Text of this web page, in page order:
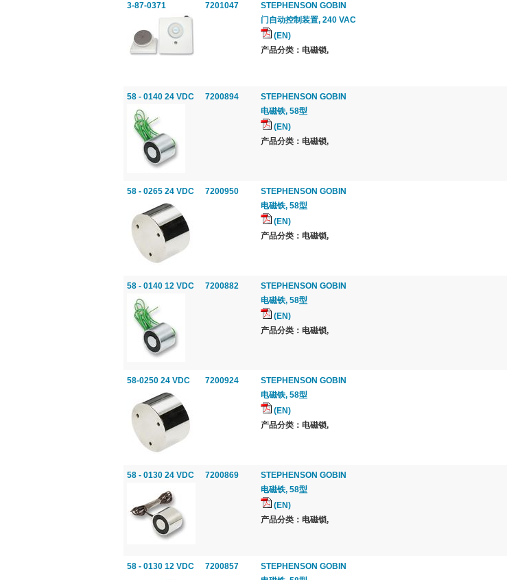
3-87-0371 7201047
STEPHENSON GOBIN
门自动控制装置, 240 VAC
(EN)
产品分类：电磁锁,
58 - 0140 24 VDC 7200894
STEPHENSON GOBIN
电磁铁, 58型
(EN)
产品分类：电磁锁,
58 - 0265 24 VDC 7200950
STEPHENSON GOBIN
电磁铁, 58型
(EN)
产品分类：电磁锁,
58 - 0140 12 VDC 7200882
STEPHENSON GOBIN
电磁铁, 58型
(EN)
产品分类：电磁锁,
58-0250 24 VDC 7200924
STEPHENSON GOBIN
电磁铁, 58型
(EN)
产品分类：电磁锁,
58 - 0130 24 VDC 7200869
STEPHENSON GOBIN
电磁铁, 58型
(EN)
产品分类：电磁锁,
58 - 0130 12 VDC 7200857
STEPHENSON GOBIN